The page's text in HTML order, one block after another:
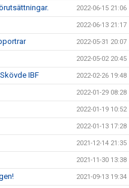
2022-06-15 21:06
2022-06-13 21:17
2022-05-31 20:07
2022-05-02 20:45
IBF 2022-02-26 19:48
2022-01-29 08:28
2022-01-19 10:52
2022-01-13 17:28
2021-12-14 21:35
2021-11-30 13:38
2021-09-13 19:34